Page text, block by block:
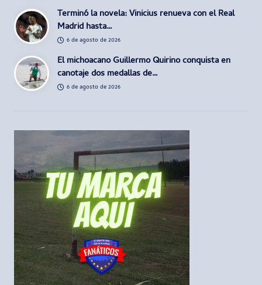
Terminó la novela: Vinicius renueva con el Real
Madrid hasta…
6 de agosto de 2026
El michoacano Guillermo Quirino conquista en
canotaje dos medallas de…
6 de agosto de 2026